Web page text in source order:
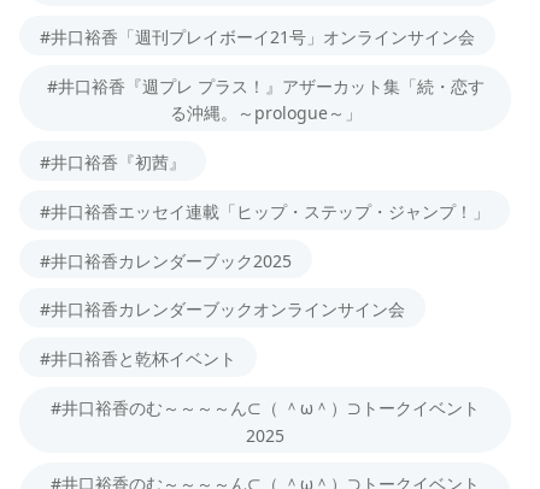
#井口裕香「週刊プレイボーイ21号」オンラインサイン会
#井口裕香『週プレ プラス！』アザーカット集「続・恋す
る沖縄。～prologue～」
#井口裕香『初茜』
#井口裕香エッセイ連載「ヒップ・ステップ・ジャンプ！」
#井口裕香カレンダーブック2025
#井口裕香カレンダーブックオンラインサイン会
#井口裕香と乾杯イベント
#井口裕香のむ～～～～ん⊂（ ＾ω＾）⊃トークイベント
2025
#井口裕香のむ～～～～ん⊂（ ＾ω＾）⊃トークイベント